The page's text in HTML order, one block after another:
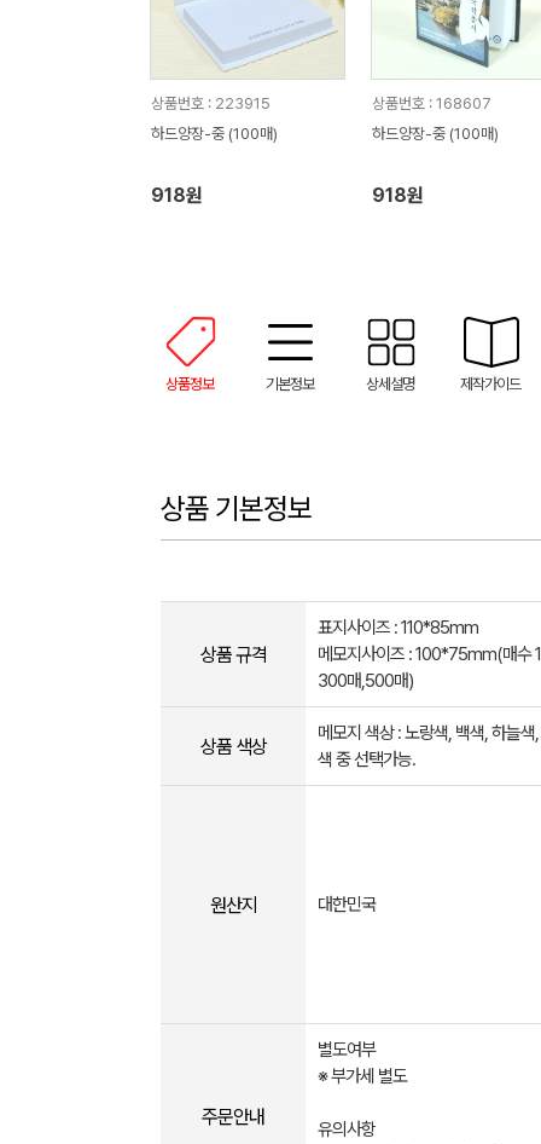
상품번호 : 223915
하드양장-중 (100매)
918원
상품번호 : 168607
하드양장-중 (100매)
918원
상품정보 기본정보 상세설명 제작가이드
상품 기본정보
상품 규격
표지사이즈 : 110*85mm
메모지사이즈 : 100*75mm(매수
300매,500매)
상품 색상
메모지 색상 : 노랑색, 백색, 하늘색
색 중 선택가능.
원산지 대한민국
주문안내
별도여부
※ 부가세 별도
유의사항